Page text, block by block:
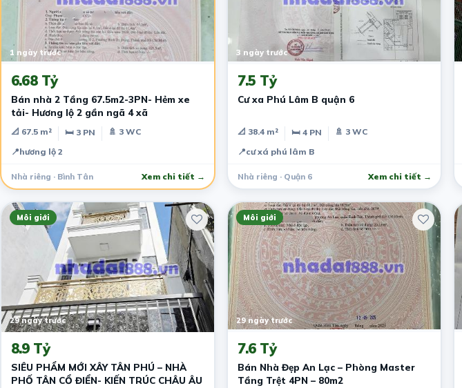
1 ngày trước
6.68 Tỷ
Bán nhà 2 Tầng 67.5m2-3PN- Hẻm xe
tải- Hương lộ 2 gần ngã 4 xã
📐 67.5 m² 🛏 3 PN
🚿 3 WC
📍hương lộ 2
Nhà riêng · Bình Tân Xem chi tiết →
3 ngày trước
7.5 Tỷ
Cư xa Phú Lâm B quận 6
📐 38.4 m² 🛏 4 PN
🚿 3 WC
📍cư xá phú lâm B
Nhà riêng · Quận 6 Xem chi tiết →
Môi giới
29 ngày trước
8.9 Tỷ
SIÊU PHẨM MỚI XÂY TÂN PHÚ – NHÀ
PHỐ TÂN CỔ ĐIỂN- KIẾN TRÚC CHÂU ÂU
Môi giới
29 ngày trước
7.6 Tỷ
Bán Nhà Đẹp An Lạc – Phòng Master
Tầng Trệt 4PN – 80m2